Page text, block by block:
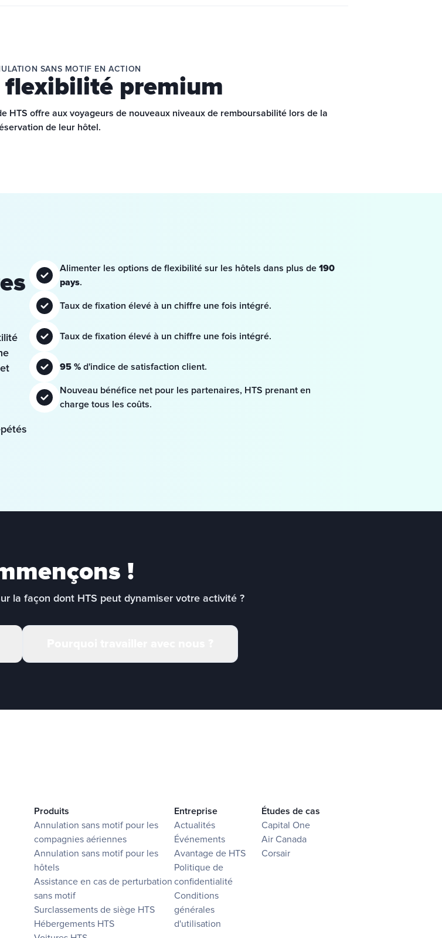
SANS MOTIF EN ACTION
flexibilité premium
HTS offre aux voyageurs de nouveaux niveaux de remboursabilité lors de la
de leur hôtel.
Alimenter les options de flexibilité sur les hôtels dans plus de 190
pays.
Taux de fixation élevé à un chiffre une fois intégré.
Taux de fixation élevé à un chiffre une fois intégré.
95 % d'indice de satisfaction client.
Nouveau bénéfice net pour les partenaires, HTS prenant en
charge tous les coûts.
!
la façon dont HTS peut dynamiser votre activité ?
Produits
Annulation sans motif pour les
compagnies aériennes
Annulation sans motif pour les
hôtels
Assistance en cas de perturbation
sans motif
Surclassements de siège HTS
Hébergements HTS
Entreprise
Actualités
Événements
Avantage de HTS
Politique de
confidentialité
Conditions
générales
d'utilisation
Études de cas
Capital One
Air Canada
Corsair